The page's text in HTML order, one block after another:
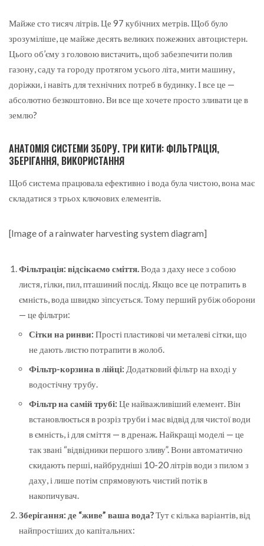
Майже сто тисяч літрів. Це 97 кубічних метрів. Щоб було
зрозуміліше, це майже десять великих пожежних автоцистерн.
Цього об’єму з головою вистачить, щоб забезпечити полив
газону, саду та городу протягом усього літа, мити машину,
доріжки, і навіть для технічних потреб в будинку. І все це —
абсолютно безкоштовно. Ви все ще хочете просто зливати це в
землю?
АНАТОМІЯ СИСТЕМИ ЗБОРУ. ТРИ КИТИ: ФІЛЬТРАЦІЯ,
ЗБЕРІГАННЯ, ВИКОРИСТАННЯ
Щоб система працювала ефективно і вода була чистою, вона має
складатися з трьох ключових елементів.
[Image of a rainwater harvesting system diagram]
Фільтрація: відсікаємо сміття.Вода з даху несе з собою
листя, гілки, пил, пташиний послід. Якщо все це потрапить в
ємність, вода швидко зіпсується. Тому перший рубіж оборони
— це фільтри:
Сітки на ринви: Прості пластикові чи металеві сітки, що
не дають листю потрапити в жолоб.
Фільтр-корзина в лійці: Додатковий фільтр на вході у
водостічну трубу.
Фільтр на самій трубі: Це найважливіший елемент. Він
встановлюється в розріз труби і має відвід для чистої води
в ємність, і для сміття — в дренаж. Найкращі моделі — це
так звані “відвідники першого зливу”. Вони автоматично
скидають перші, найбрудніші 10-20 літрів води з пилом з
даху, і лише потім спрямовують чистий потік в
накопичувач.
Зберігання: де “живе” ваша вода?Тут є кілька варіантів, від
найпростіших до капітальних: